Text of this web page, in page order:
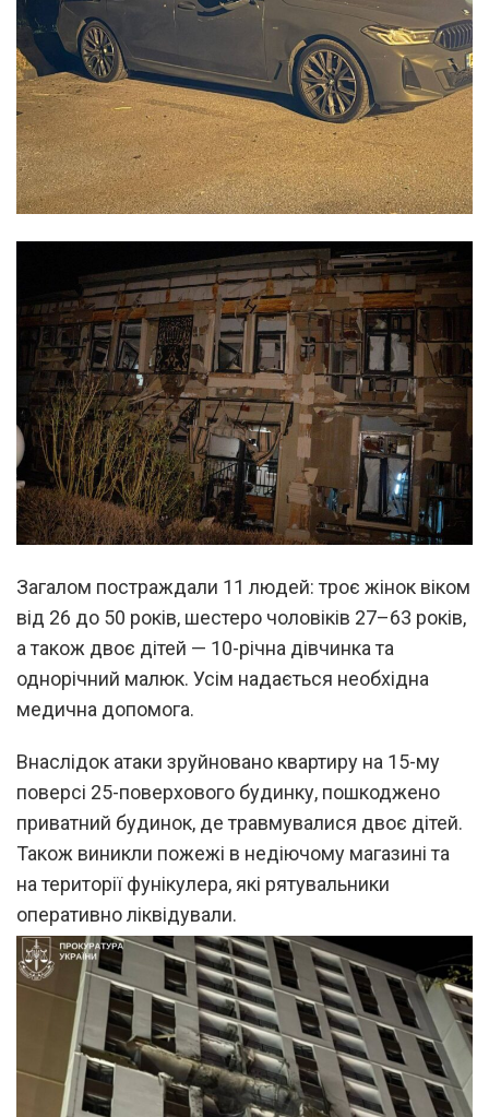
Загалом постраждали 11 людей: троє жінок віком
від 26 до 50 років, шестеро чоловіків 27–63 років,
а також двоє дітей — 10-річна дівчинка та
однорічний малюк. Усім надається необхідна
медична допомога.
Внаслідок атаки зруйновано квартиру на 15-му
поверсі 25-поверхового будинку, пошкоджено
приватний будинок, де травмувалися двоє дітей.
Також виникли пожежі в недіючому магазині та
на території фунікулера, які рятувальники
оперативно ліквідували.